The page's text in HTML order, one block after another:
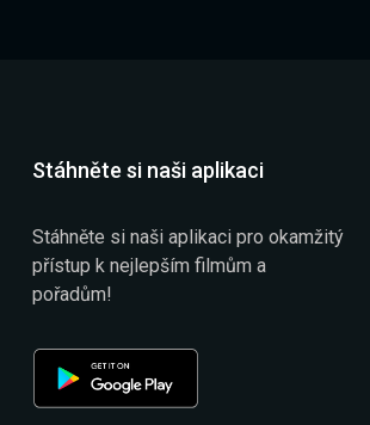
Stáhněte si naši aplikaci
Stáhněte si naši aplikaci pro okamžitý
přístup k nejlepším filmům a
pořadům!